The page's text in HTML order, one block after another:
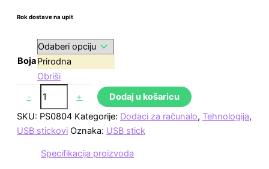
Rok dostave na upit
BojaPrirodna
Obriši
-
+
Dodaj u košaricu
SKU: PS0804 Kategorije: Dodaci za računalo, Tehnologija,
USB stickovi Oznaka: USB stick
Specifikacija proizvoda